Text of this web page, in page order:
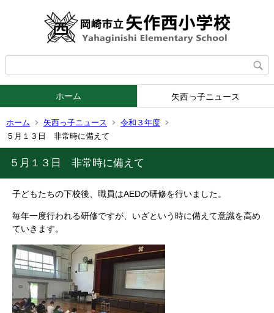
ホーム 矢西っ子ニュース
ホーム 矢西っ子ニュース
令和３年度
５月１３日 非常時に備えて
５月１３日 非常時に備えて
子どもたちの下校後、職員はAEDの研修を行いました。
毎年一度行われる研修ですが、いざという時に備えて意識を高め
ていきます。